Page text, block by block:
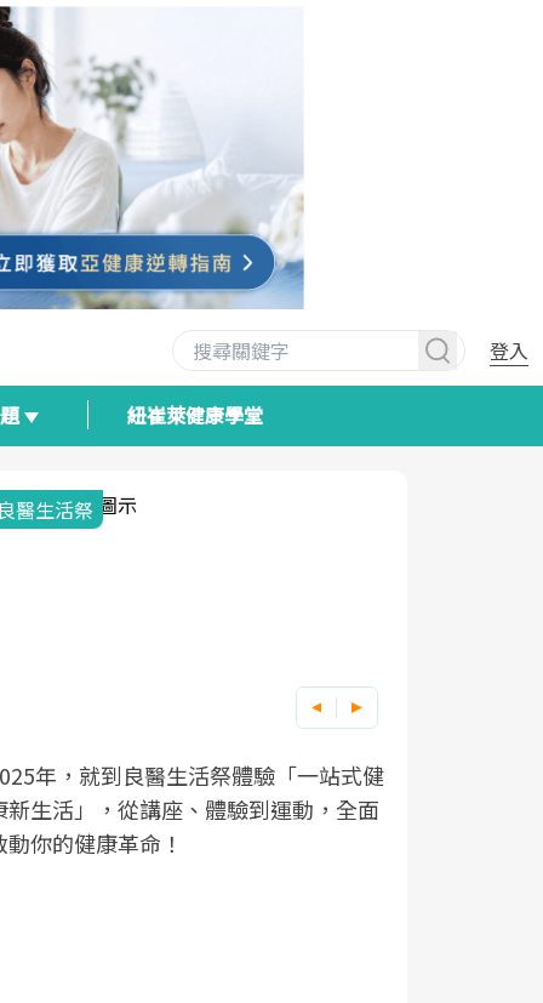
登入
紐崔萊健康學堂
與健康韌性的距離
醫健康網從「換季的身體變化」出發，
過醫學觀點與日常感受的對話，建立對
健康的認知，進而引導實際的改善行